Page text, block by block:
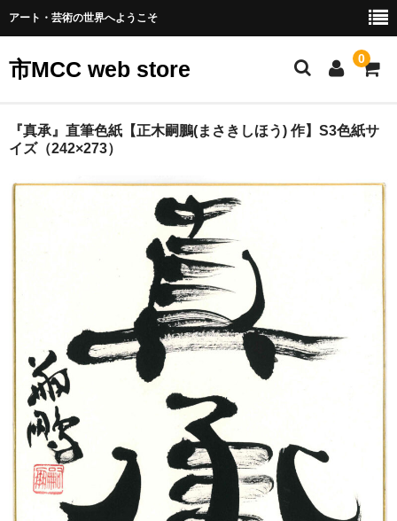
アート・芸術の世界へようこそ
市MCC web store 0
アート一覧
テスリックスサイト
個人情報の取り扱いについて
プライバシーポリシー
利用規約
『真承』直筆色紙【正木嗣鵬(まさきしほう) 作】S3色紙サ
イズ（242×273）